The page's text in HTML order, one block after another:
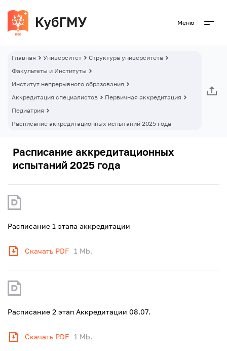
Меню
Главная Университет
Структура университета
Факультеты и Институты
Институт непрерывного образования
Аккредитация специалистов
Первичная аккредитация
Педиатрия
Расписание аккредитационных испытаний 2025 года
Расписание аккредитационных
испытаний 2025 года
Расписание 1 этапа аккредитации
Скачать PDF 1 Mb.
Расписание 2 этап Аккредитации 08.07.
Скачать PDF 1 Mb.